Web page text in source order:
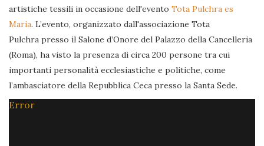
artistiche tessili in occasione dell'evento Tota Pulchra es
Maria. L’evento, organizzato dall'associazione Tota
Pulchra presso il Salone d’Onore del Palazzo della Cancelleria
(Roma), ha visto la presenza di circa 200 persone tra cui
importanti personalità ecclesiastiche e politiche, come
l’ambasciatore della Repubblica Ceca presso la Santa Sede.
Error